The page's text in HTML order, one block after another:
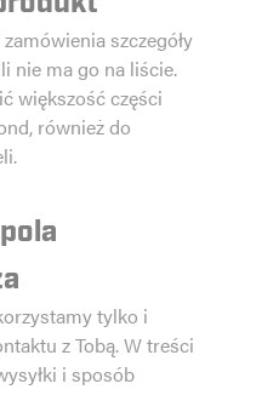
szczegóły
nie ma go na liście.
większość części
również do
tylko i
z Tobą. W treści
i sposób